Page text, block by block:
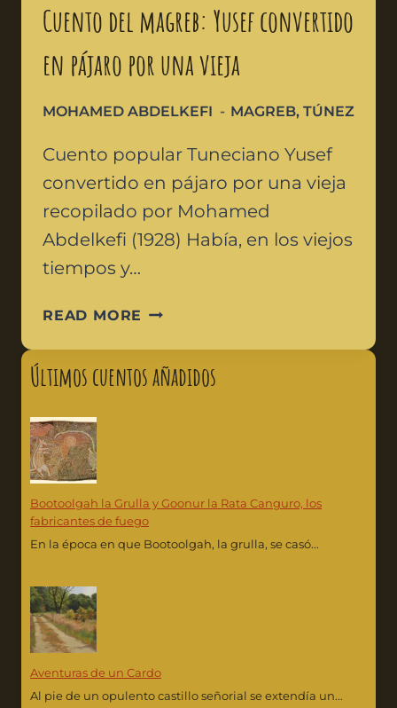
Cuento del magreb: Yusef convertido
en pájaro por una vieja
MOHAMED ABDELKEFI MAGREB, TÚNEZ
Cuento popular Tuneciano Yusef
convertido en pájaro por una vieja
recopilado por Mohamed
Abdelkefi (1928) Había, en los viejos
tiempos y…
READ MORE
Últimos cuentos añadidos
Bootoolgah la Grulla y Goonur la Rata Canguro, los
fabricantes de fuego
En la época en que Bootoolgah, la grulla, se casó...
Aventuras de un Cardo
Al pie de un opulento castillo señorial se extendía un...